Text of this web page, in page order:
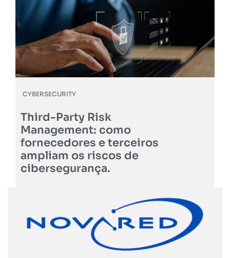
CYBERSECURITY
Third-Party Risk
Management: como
fornecedores e terceiros
ampliam os riscos de
cibersegurança.